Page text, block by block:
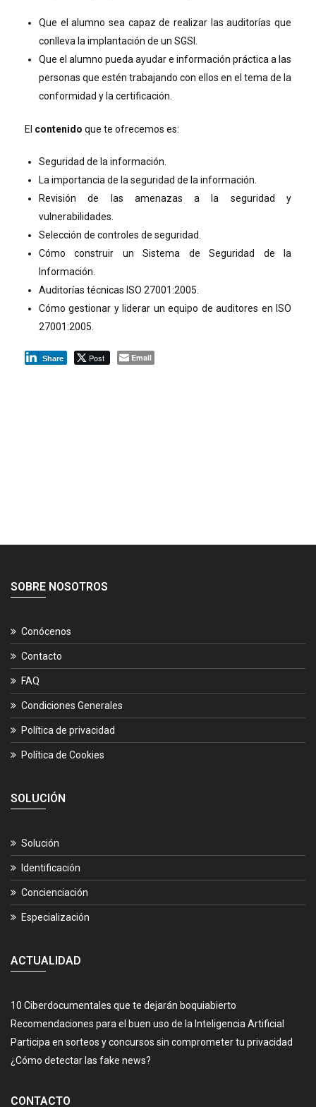
Que el alumno sea capaz de realizar las auditorías que
conlleva la implantación de un SGSI.
Que el alumno pueda ayudar e información práctica a las
personas que estén trabajando con ellos en el tema de la
conformidad y la certificación.
El contenido que te ofrecemos es:
Seguridad de la información.
La importancia de la seguridad de la información.
Revisión de las amenazas a la seguridad y
vulnerabilidades.
Selección de controles de seguridad.
Cómo construir un Sistema de Seguridad de la
Información.
Auditorías técnicas ISO 27001:2005.
Cómo gestionar y liderar un equipo de auditores en ISO
27001:2005.
Share Post Email
SOBRE NOSOTROS
Conócenos
Contacto
FAQ
Condiciones Generales
Política de privacidad
Política de Cookies
SOLUCIÓN
Solución
Identificación
Concienciación
Especialización
ACTUALIDAD
10 Ciberdocumentales que te dejarán boquiabierto
Recomendaciones para el buen uso de la Inteligencia Artificial
Participa en sorteos y concursos sin comprometer tu privacidad
¿Cómo detectar las fake news?
CONTACTO